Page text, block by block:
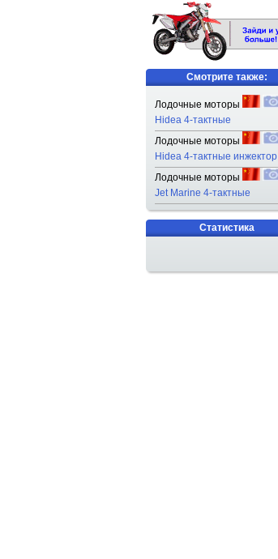
Смотрите также:
Лодочные моторы
Hidea 4-тактные
Лодочные моторы
Hidea 4-тактные инжектор
Лодочные моторы
Jet Marine 4-тактные
Статистика